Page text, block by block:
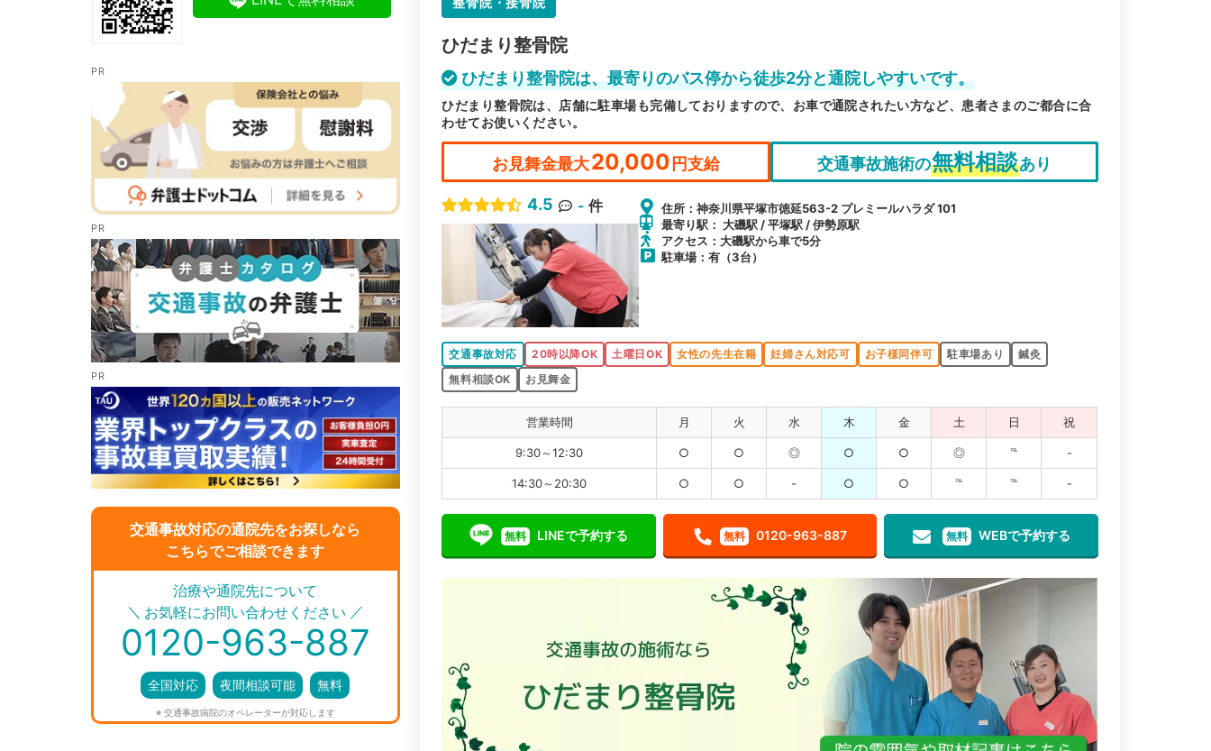
交通事故対応の通院先をお探しなら
こちらでご相談できます
＼ ／
治療や通院先について
お気軽にお問い合わせください
0120-963-887
全国対応 夜間相談可能 無料
※ 交通事故病院のオペレーターが対応します
ひだまり整骨院
ひだまり整骨院は、最寄りのバス停から徒歩2分と通院しやすいです。
ひだまり整骨院は、店舗に駐車場も完備しておりますので、お車で通院されたい方など、患者さまのご都合に合
わせてお使いください。
お見舞金最大20,000円支給 交通事故施術の無料相談あり
4.5 - 件
住所：神奈川県平塚市徳延563-2 プレミールハラダ 101
最寄り駅： 大磯駅 / 平塚駅 / 伊勢原駅
アクセス：大磯駅から車で5分
駐車場：有（3台）
交通事故対応 20時以降OK 土曜日OK 女性の先生在籍 妊婦さん対応可 お子様同伴可 駐車場あり
鍼灸
無料相談OK
お見舞金
営業時間 月 火 水 木 金 土 日 祝
9:30～12:30 ○ ○ ◎ ○ ○ ◎ ℡ -
14:30～20:30 ○ ○ - ○ ○ ℡ ℡ -
無料 LINEで予約する 無料 0120-963-887 無料 WEBで予約する